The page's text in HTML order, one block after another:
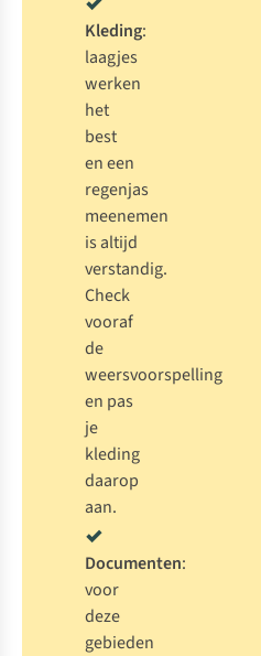
Kleding:
laagjes
werken
het
best
en een
regenjas
meenemen
is altijd
verstandig.
Check
vooraf
de
weersvoorspelling
en pas
je
kleding
daarop
aan.
Documenten:
voor
deze
gebieden